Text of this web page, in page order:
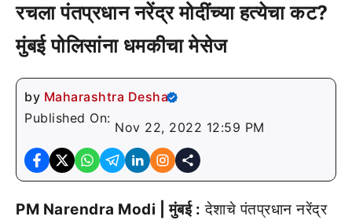
रचला पंतप्रधान नरेंद्र मोदींच्या हत्येचा कट?
मुंबई पोलिसांना धमकीचा मेसेज
by Maharashtra Desha
Published On:
Nov 22, 2022 12:59 PM
PM Narendra Modi | मुंबई : देशाचे पंतप्रधान नरेंद्र